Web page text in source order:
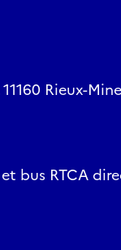
Rieux-
bus RTCA